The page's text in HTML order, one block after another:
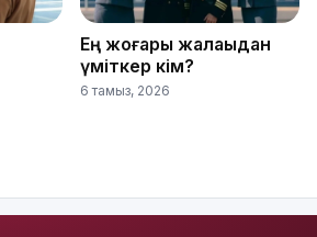
Ең жоғары жалақыдан
үміткер кім?
6 тамыз, 2026